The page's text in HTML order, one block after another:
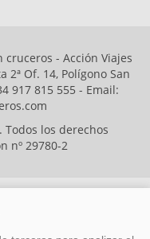
cruceros - Acción Viajes
2ª Of. 14, Polígono San
917 815 555 - Email:
Todos los derechos
nº 29780-2